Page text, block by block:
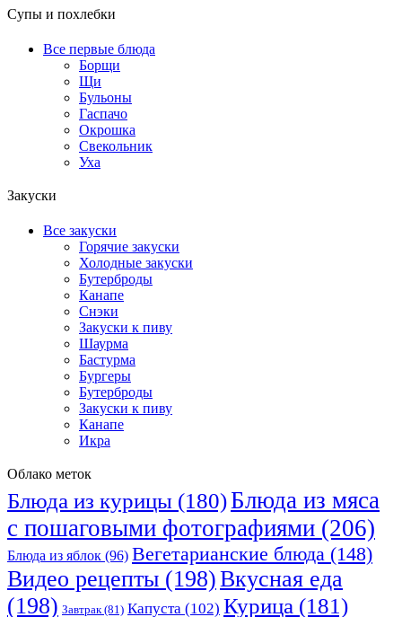
Супы и похлебки
Все первые блюда
Борщи
Щи
Бульоны
Гаспачо
Окрошка
Свекольник
Уха
Закуски
Все закуски
Горячие закуски
Холодные закуски
Бутерброды
Канапе
Снэки
Закуски к пиву
Шаурма
Бастурма
Бургеры
Бутерброды
Закуски к пиву
Канапе
Икра
Облако меток
Блюда из курицы (180)Блюда из мяса
с пошаговыми фотографиями (206)
Блюда из яблок (96) Вегетарианские блюда (148)
Видео рецепты (198)Вкусная еда
(198) Завтрак(81) Капуста (102) Курица (181)